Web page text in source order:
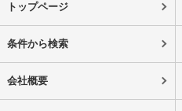
トップページ
条件から検索
会社概要